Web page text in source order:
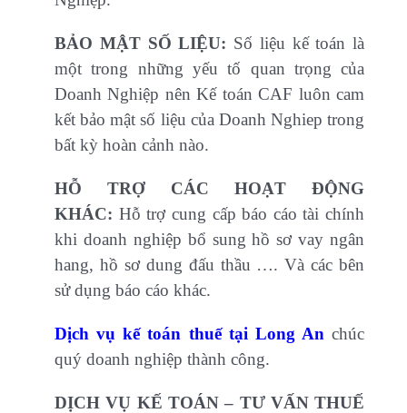
BẢO MẬT SỐ LIỆU: Số liệu kế toán là
một trong những yếu tố quan trọng của
Doanh Nghiệp nên Kế toán CAF luôn cam
kết bảo mật số liệu của Doanh Nghiep trong
bất kỳ hoàn cảnh nào.
HỖ TRỢ CÁC HOẠT ĐỘNG
KHÁC: Hỗ trợ cung cấp báo cáo tài chính
khi doanh nghiệp bổ sung hồ sơ vay ngân
hang, hồ sơ dung đấu thầu …. Và các bên
sử dụng báo cáo khác.
Dịch vụ kế toán thuế tại Long An chúc
quý doanh nghiệp thành công.
DỊCH VỤ KẾ TOÁN – TƯ VẤN THUẾ